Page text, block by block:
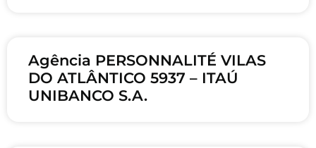
Agência PERSONNALITÉ VILAS
DO ATLÂNTICO 5937 – ITAÚ
UNIBANCO S.A.